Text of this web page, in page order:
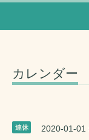
カレンダー
連休 2020-01-01